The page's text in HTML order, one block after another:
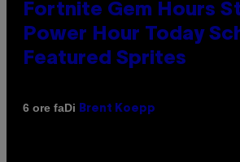
Fortnite Gem Hours
Power Hour Today
Featured Sprites
6 ore faDi Brent Koepp